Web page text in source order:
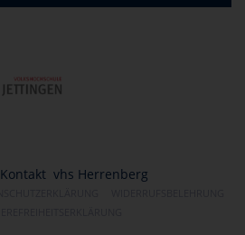
Kontakt vhs Herrenberg